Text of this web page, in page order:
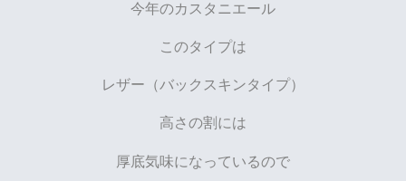
今年のカスタニエール
このタイプは
レザー（バックスキンタイプ）
高さの割には
厚底気味になっているので